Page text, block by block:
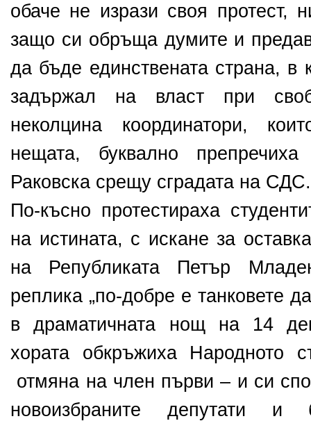
обаче не изрази своя протест,
защо си обръща думите и
да бъде единствената страна, в
задържал на власт при
неколцина координатори,
нещата, буквално
Раковска срещу сградата на СДС.
По-късно протестираха
на истината, с искане за
на Републиката Петър
реплика „по-добре е танковете
в драматичната нощ на 14
хората обкръжиха Народното
отмяна на член първи – и си
новоизбраните депутати